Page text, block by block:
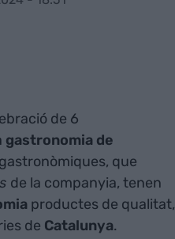
de 6
gastronomia de
que
de la companyia, tenen
productes de qualitat,
de Catalunya.